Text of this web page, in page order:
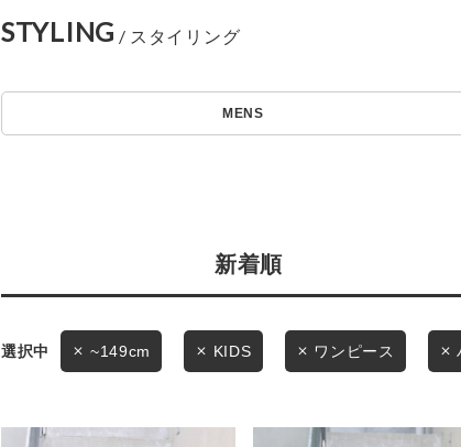
アイテムを探す
ブランドから探す
履き比べ可能商品か
お知らせ・ご利用
LADIES KIDS
価格
セー
在庫
STYLING
MENS
新着順
~149cm KIDS ワンピース